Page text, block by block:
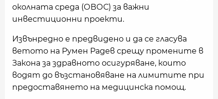
околната среда (ОВОС) за важни
инвестиционни проекти.
Извънредно е предвидено и да се гласува
ветото на Румен Радев срещу промените в
Закона за здравното осигуряване, които
водят до възстановяване на лимитите при
предоставянето на медицинска помощ.